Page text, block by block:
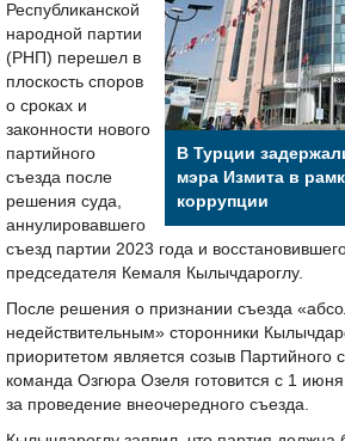
В Турции
мэра Измита в
коррупции
Республиканской
народной партии
(РНП) перешел в
плоскость споров
о сроках и
законности нового
партийного
съезда после
решения суда,
аннулировавшего
съезд партии 2023 года и
председателя Кемаля Кылычдароглу.
После решения о признании съезда
недействительным» сторонники
приоритетом является созыв Партийного
команда Озгюра Озеля готовится с 1
за проведение внеочередного съезда.